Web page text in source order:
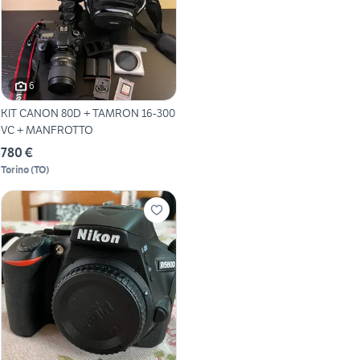
6
KIT CANON 80D + TAMRON 16-300
VC + MANFROTTO
780 €
Torino(TO)